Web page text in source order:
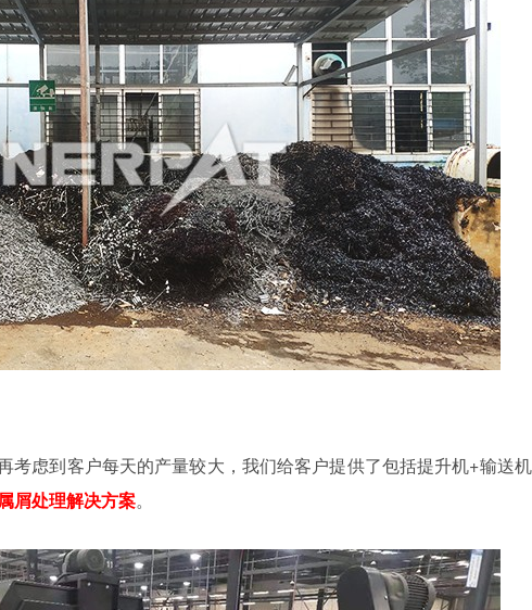
考虑到客户每天的产量较大，我们给客户提供了包括提升机+输送
屑处理解决方案。